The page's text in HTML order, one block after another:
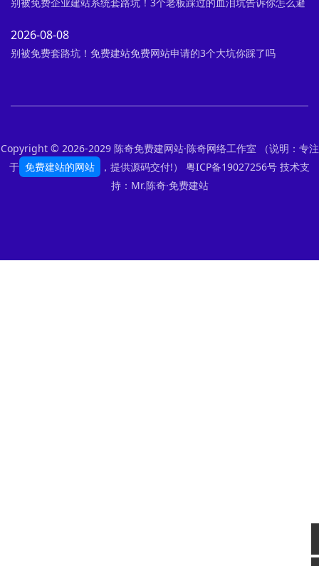
2026-08-08
别被免费套路坑！免费建站免费网站申请的3个大坑你踩了吗
Copyright © 2026-2029 陈奇免费建网站·陈奇网络工作室 （说明：专注
于 免费建站的网站 ，提供源码交付!） 粤ICP备19027256号 技术支
持：Mr.陈奇·免费建站